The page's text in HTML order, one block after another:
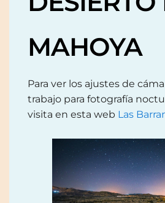
MAHOYA
Para ver los ajustes de
trabajo para fotografía
visita en esta web Las